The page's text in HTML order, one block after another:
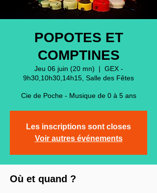
POPOTES ET
COMPTINES
Jeu 06 juin (20 mn)
  |
GEX -
9h30,10h30,14h15, Salle des Fêtes
Cie de Poche - Musique de 0 à 5 ans
Les inscriptions sont closes
Voir autres événements
Où et quand ?